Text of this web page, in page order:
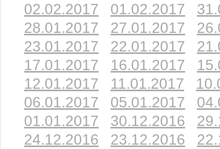
02.02.2017
01.02.2017
28.01.2017
27.01.2017
23.01.2017
22.01.2017
17.01.2017
16.01.2017
12.01.2017
11.01.2017
06.01.2017
05.01.2017
01.01.2017
30.12.2016
24.12.2016
23.12.2016